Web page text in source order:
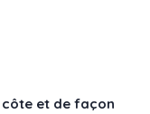
et de façon